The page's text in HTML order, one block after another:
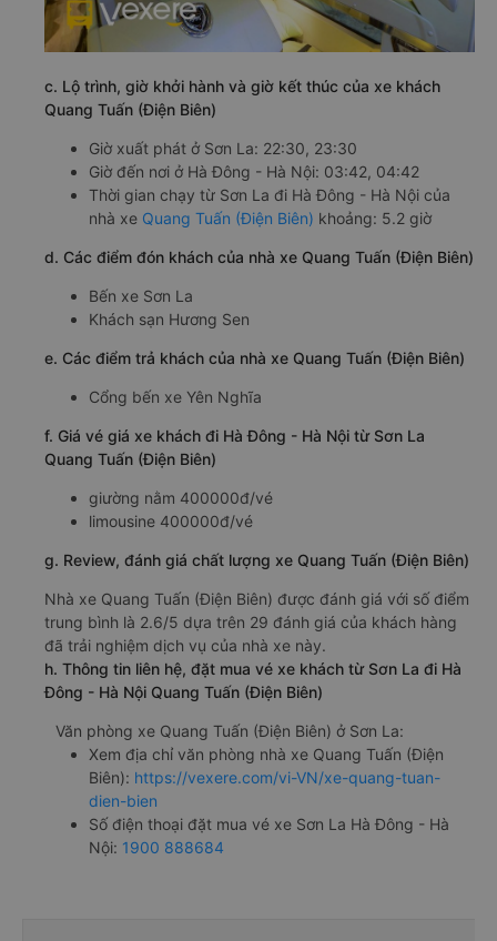
c. Lộ trình, giờ khởi hành và giờ kết thúc của xe khách
Quang Tuấn (Điện Biên)
Giờ xuất phát ở Sơn La: 22:30, 23:30
Giờ đến nơi ở Hà Đông - Hà Nội: 03:42, 04:42
Thời gian chạy từ Sơn La đi Hà Đông - Hà Nội của
nhà xe Quang Tuấn (Điện Biên) khoảng: 5.2 giờ
d. Các điểm đón khách của nhà xe Quang Tuấn (Điện Biên)
Bến xe Sơn La
Khách sạn Hương Sen
e. Các điểm trả khách của nhà xe Quang Tuấn (Điện Biên)
Cổng bến xe Yên Nghĩa
f. Giá vé giá xe khách đi Hà Đông - Hà Nội từ Sơn La
Quang Tuấn (Điện Biên)
giường nằm 400000đ/vé
limousine 400000đ/vé
g. Review, đánh giá chất lượng xe Quang Tuấn (Điện Biên)
Nhà xe Quang Tuấn (Điện Biên) được đánh giá với số điểm
trung bình là 2.6/5 dựa trên 29 đánh giá của khách hàng
đã trải nghiệm dịch vụ của nhà xe này.
h. Thông tin liên hệ, đặt mua vé xe khách từ Sơn La đi Hà
Đông - Hà Nội Quang Tuấn (Điện Biên)
Văn phòng xe Quang Tuấn (Điện Biên) ở Sơn La:
Xem địa chỉ văn phòng nhà xe Quang Tuấn (Điện
Biên): https://vexere.com/vi-VN/xe-quang-tuan-
dien-bien
Số điện thoại đặt mua vé xe Sơn La Hà Đông - Hà
Nội: 1900 888684